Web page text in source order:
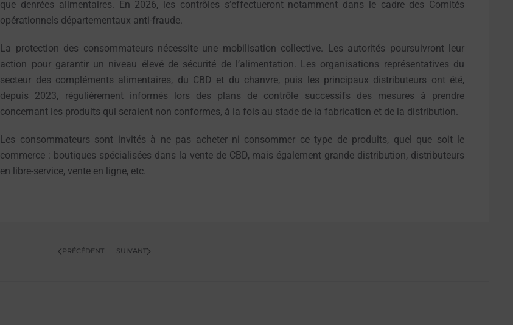
que denrées alimentaires. En 2026, les contrôles s’effectueront notamment dans le cadre des Comités
opérationnels départementaux anti-fraude.
La protection des consommateurs nécessite une mobilisation collective. Les autorités poursuivront leur
action pour garantir un niveau élevé de sécurité de l’alimentation. Les organisations représentatives du
secteur des compléments alimentaires, du CBD et du chanvre, puis les principaux distributeurs ont été,
depuis 2023, régulièrement informés lors des plans de contrôle successifs des mesures à prendre
concernant les produits qui seraient non conformes, à la fois au stade de la fabrication et de la distribution.
Les consommateurs sont invités à ne pas acheter ni consommer ce type de produits, quel que soit le
commerce : boutiques spécialisées dans la vente de CBD, mais également grande distribution, distributeurs
en libre-service, vente en ligne, etc.
PRÉCÉDENT SUIVANT